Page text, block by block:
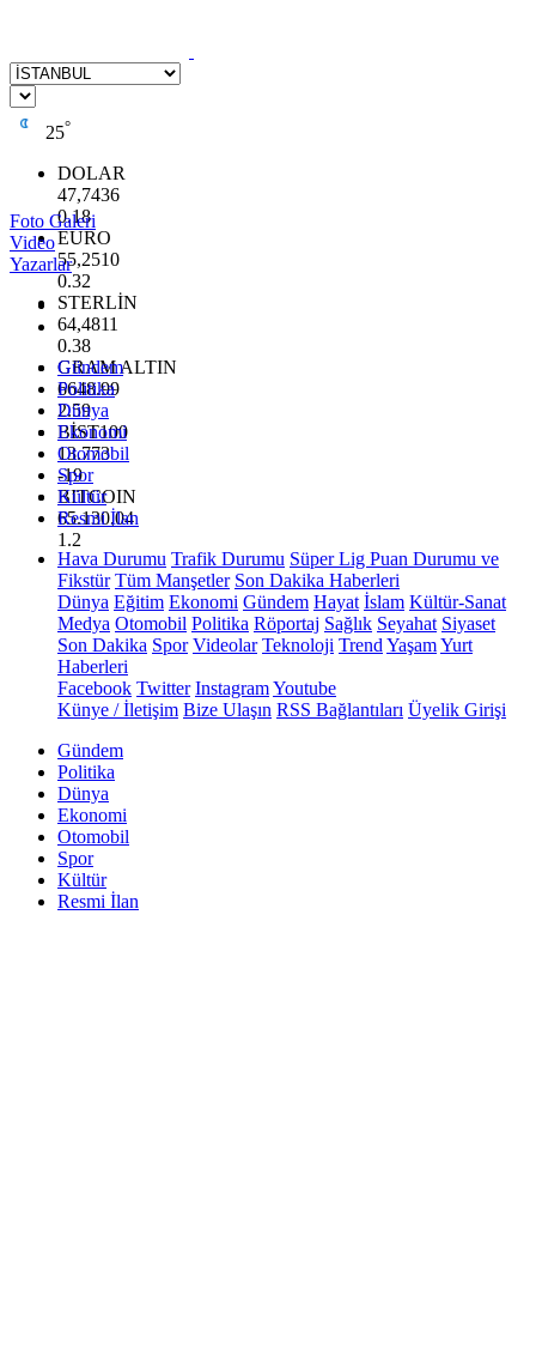
25°
DOLAR
47,7436
0.18
EURO
55,2510
0.32
STERLİN
64,4811
0.38
GRAM ALTIN
6648.99
2.59
BİST100
13.773
-19
BITCOIN
65.130,04
1.2
Foto Galeri
Video
Yazarlar
Gündem
Politika
Dünya
Ekonomi
Otomobil
Spor
Kültür
Resmi İlan
Hava Durumu Trafik Durumu Süper Lig Puan Durumu ve
Fikstür Tüm Manşetler Son Dakika Haberleri
Dünya Eğitim Ekonomi Gündem Hayat İslam Kültür-Sanat
Medya Otomobil Politika Röportaj Sağlık Seyahat Siyaset
Son Dakika Spor Videolar Teknoloji Trend YaşamYurt
Haberleri
Facebook Twitter InstagramYoutube
Künye / İletişim Bize Ulaşın RSS Bağlantıları Üyelik Girişi
Gündem
Politika
Dünya
Ekonomi
Otomobil
Spor
Kültür
Resmi İlan